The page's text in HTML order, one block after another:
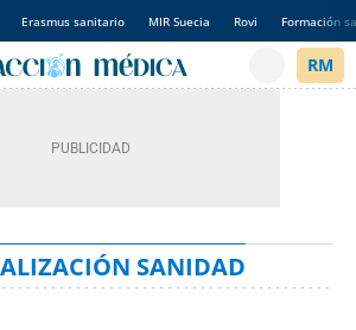
Erasmus sanitario MIR Suecia Rovi Formación
SANIDAD